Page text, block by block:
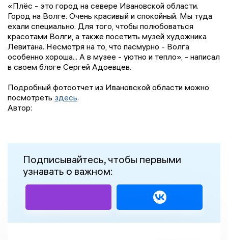
«Плёс - это город на севере Ивановской области.
Город на Волге. Очень красивый и спокойный. Мы туда
ехали специально. Для того, чтобы полюбоваться
красотами Волги, а также посетить музей художника
Левитана. Несмотря на то, что пасмурно - Волга
особенно хороша... А в музее - уютно и тепло», - написал
в своем блоге Сергей Адоевцев.
Подробный фотоотчет из Ивановской области можно
посмотреть здесь.
Автор:
Подписывайтесь, чтобы первыми
узнавать о важном: